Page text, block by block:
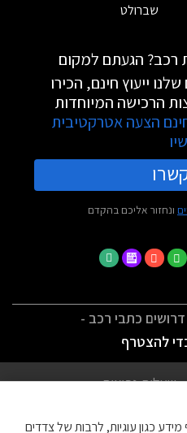
שברולט
רכב? הגעתם למקום
ייעוץ חינם, הכירו
הרכישה המיוחדות
הצעה אטרקטיבית
ונחזור אליכם בהקדם
כתבי רכב -
להצטרף
שאלות נפוצות
כגון עוגיות, לרבות של צדדים